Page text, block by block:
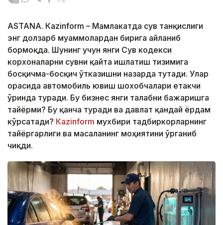
ASTANА. Кazinform – Мамлакатда сув танқислиги
энг долзарб муаммолардан бирига айланиб
бормоқда. Шунинг учун янги Сув кодекси
корхоналарни сувни қайта ишлатиш тизимига
босқичма-босқич ўтказишни назарда тутади. Улар
орасида автомобиль ювиш шохобчалари етакчи
ўринда туради. Бу бизнес янги талабни бажаришга
тайёрми? Бу қанча туради ва давлат қандай ёрдам
кўрсатади? Кazinform мухбири тадбиркорларнинг
тайёргарлиги ва масаланинг моҳиятини ўрганиб
чиқди.